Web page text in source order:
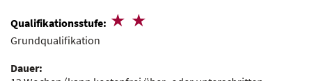
Qualifikationsstufe:
Grundqualifikation
Dauer: